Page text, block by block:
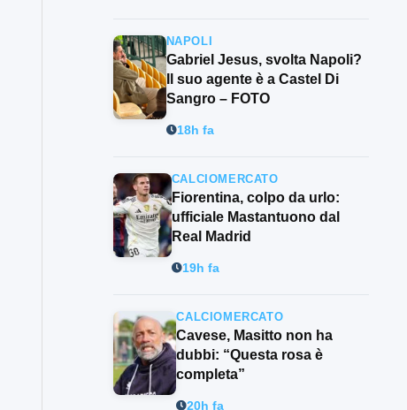
NAPOLI
Gabriel Jesus, svolta Napoli?
Il suo agente è a Castel Di
Sangro – FOTO
18h fa
CALCIOMERCATO
Fiorentina, colpo da urlo:
ufficiale Mastantuono dal
Real Madrid
19h fa
CALCIOMERCATO
Cavese, Masitto non ha
dubbi: “Questa rosa è
completa”
20h fa